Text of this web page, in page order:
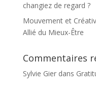
changiez de regard ?
Mouvement et
Allié du Mieux-Être
Commentaires
Sylvie Gierdans